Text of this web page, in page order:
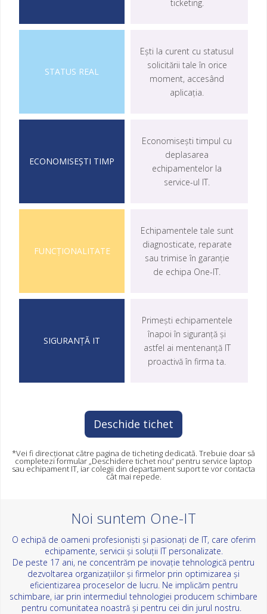
ticketing.
Ești la curent cu statusul
solicitării tale în orice
moment, accesând
aplicația.
Economisești timpul cu
deplasarea
echipamentelor la
service-ul IT.
Echipamentele tale sunt
diagnosticate, reparate
sau trimise în garanție
de echipa One-IT.
Primești echipamentele
înapoi în siguranță și
astfel ai mentenanță IT
proactivă în firma ta.
Deschide tichet
*Vei fi direcționat către pagina de ticheting dedicată. Trebuie doar să
completezi formular „Deschidere tichet nou” pentru service laptop
sau echipament IT, iar colegii din departament suport te vor contacta
cât mai repede.
Noi suntem One-IT
O echipă de oameni profesioniști și pasionați de IT, care oferim
echipamente, servicii și soluții IT personalizate.
De peste 17 ani, ne concentrăm pe inovație tehnologică pentru
dezvoltarea organizațiilor și firmelor prin optimizarea și
eficientizarea proceselor de lucru. Ne implicăm pentru
schimbare, iar prin intermediul tehnologiei producem schimbare
pentru comunitatea noastră și pentru cei din jurul nostru.